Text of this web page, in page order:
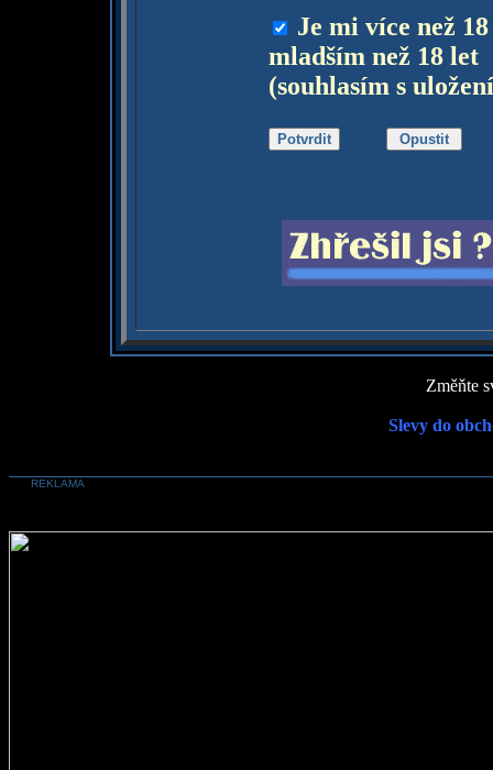
Je mi více než
mladším než 18 let
(souhlasím s
Změňte
Slevy do
REKLAMA